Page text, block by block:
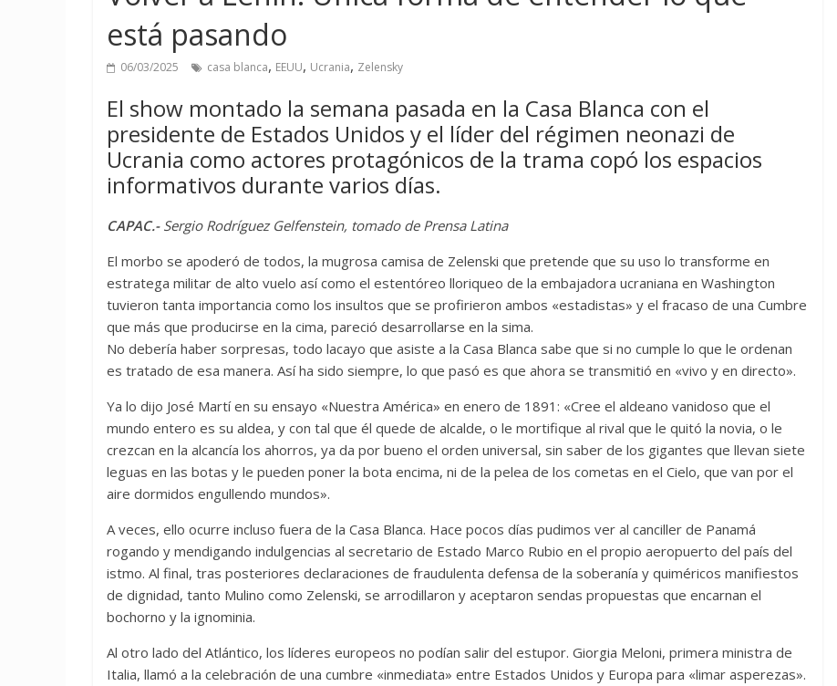
está pasando
06/03/2025 casa blanca, EEUU, Ucrania, Zelensky
El show montado la semana pasada en la Casa Blanca con el
presidente de Estados Unidos y el líder del régimen neonazi de
Ucrania como actores protagónicos de la trama copó los espacios
informativos durante varios días.
CAPAC.-Sergio Rodríguez Gelfenstein, tomado de Prensa Latina
El morbo se apoderó de todos, la mugrosa camisa de Zelenski que pretende que su uso lo transforme en
estratega militar de alto vuelo así como el estentóreo lloriqueo de la embajadora ucraniana en Washington
tuvieron tanta importancia como los insultos que se profirieron ambos «estadistas» y el fracaso de una Cumbre
que más que producirse en la cima, pareció desarrollarse en la sima.
No debería haber sorpresas, todo lacayo que asiste a la Casa Blanca sabe que si no cumple lo que le ordenan
es tratado de esa manera. Así ha sido siempre, lo que pasó es que ahora se transmitió en «vivo y en directo».
Ya lo dijo José Martí en su ensayo «Nuestra América» en enero de 1891: «Cree el aldeano vanidoso que el
mundo entero es su aldea, y con tal que él quede de alcalde, o le mortifique al rival que le quitó la novia, o le
crezcan en la alcancía los ahorros, ya da por bueno el orden universal, sin saber de los gigantes que llevan siete
leguas en las botas y le pueden poner la bota encima, ni de la pelea de los cometas en el Cielo, que van por el
aire dormidos engullendo mundos».
A veces, ello ocurre incluso fuera de la Casa Blanca. Hace pocos días pudimos ver al canciller de Panamá
rogando y mendigando indulgencias al secretario de Estado Marco Rubio en el propio aeropuerto del país del
istmo. Al final, tras posteriores declaraciones de fraudulenta defensa de la soberanía y quiméricos manifiestos
de dignidad, tanto Mulino como Zelenski, se arrodillaron y aceptaron sendas propuestas que encarnan el
bochorno y la ignominia.
Al otro lado del Atlántico, los líderes europeos no podían salir del estupor. Giorgia Meloni, primera ministra de
Italia, llamó a la celebración de una cumbre «inmediata» entre Estados Unidos y Europa para «limar asperezas».